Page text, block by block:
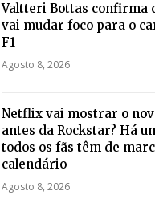
Valtteri Bottas confirma
vai mudar foco para o
F1
Agosto 8, 2026
Netflix vai mostrar o
antes da Rockstar? Há
todos os fãs têm de
calendário
Agosto 8, 2026